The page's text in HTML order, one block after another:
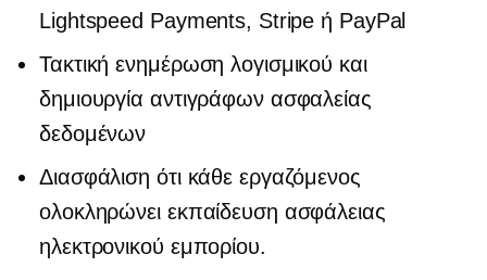
Lightspeed Payments, Stripe ή PayPal
Τακτική ενημέρωση λογισμικού και
δημιουργία αντιγράφων ασφαλείας
δεδομένων
Διασφάλιση ότι κάθε εργαζόμενος
ολοκληρώνει εκπαίδευση ασφάλειας
ηλεκτρονικού εμπορίου.